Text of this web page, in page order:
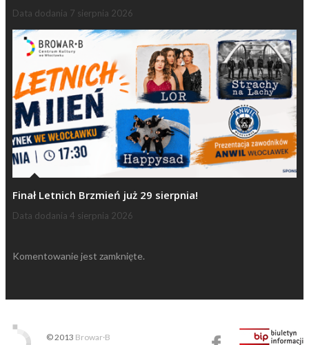
Data dodania 7 sierpnia 2026
Finał Letnich Brzmień już 29 sierpnia!
Data dodania 4 sierpnia 2026
Komentowanie jest zamknięte.
© 2013 Browar·B